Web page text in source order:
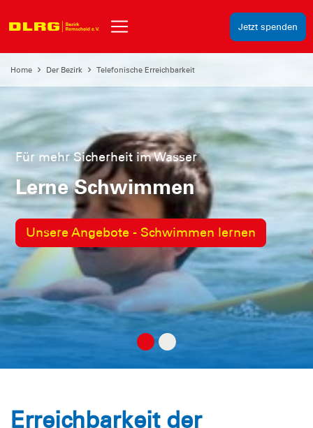
Jetzt spenden
Home Der Bezirk Telefonische Erreichbarkeit
Für mehr Sicherheit im Wasser
Lerne Schwimmen
Unsere Angebote - Schwimmen lernen
Erreichbarkeit der